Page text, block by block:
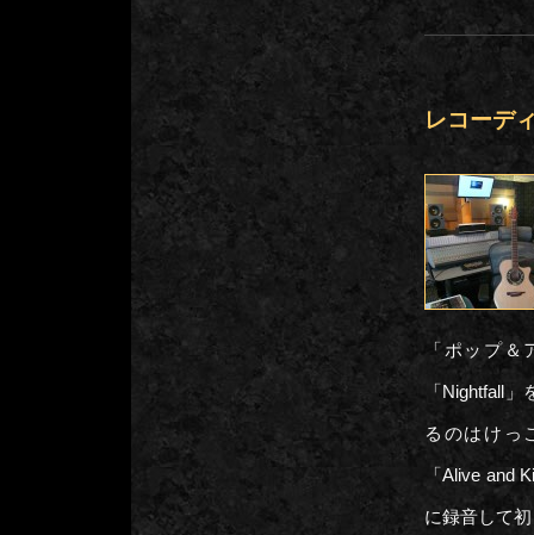
レコーデ
「ポップ
「Nightfall
るのはけっ
「Alive and
に録音して